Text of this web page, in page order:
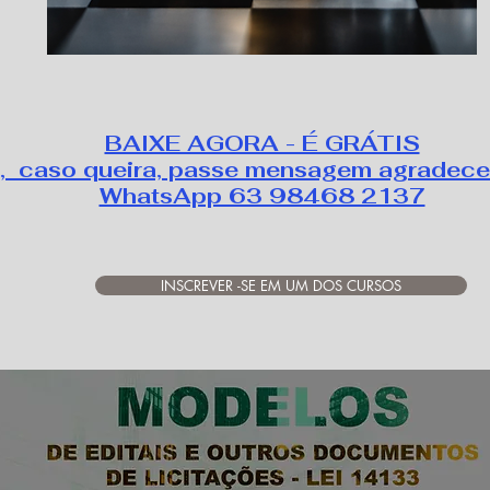
BAIXE AGORA - É GRÁTIS
caso queira, passe mensagem
WhatsApp 63 98468 2137
INSCREVER -SE EM UM DOS CURSOS